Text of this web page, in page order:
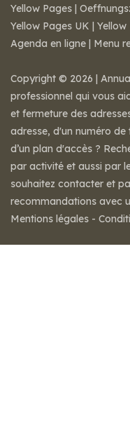
Yellow Pages |
Yellow Pages UK | Yellow
Agenda en ligne | Menu
Copyright © 2026 |
professionnel qui vous
et fermeture des
adresse, d'un numéro de
d’un plan d'accès ?
par activité et aussi par
souhaitez contacter et
recommandations avec
Mentions légales -